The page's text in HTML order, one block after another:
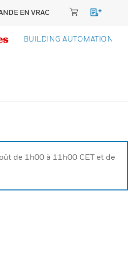
EN VRAC
BUILDING AUTOMATION
de 1h00 à 11h00 CET et de